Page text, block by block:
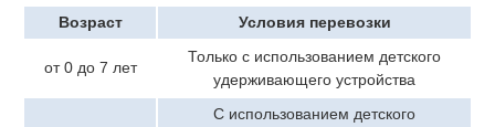
Возраст Условия перевозки
от 0 до 7 лет
Только с использованием детского
удерживающего устройства
С использованием детского